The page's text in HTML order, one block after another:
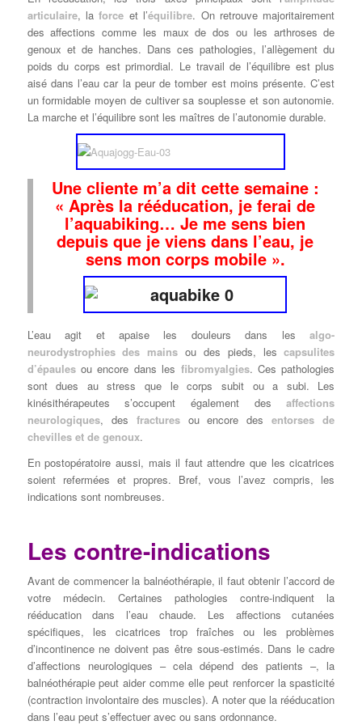
articulaire, laforce et l’équilibre. On retrouve majoritairement
des affections comme les maux de dos ou les arthroses de
genoux et de hanches. Dans ces pathologies, l’allègement du
poids du corps est primordial. Le travail de l’équilibre est plus
aisé dans l’eau car la peur de tomber est moins présente. C’est
un formidable moyen de cultiver sa souplesse et son autonomie.
La marche et l’équilibre sont les maîtres de l’autonomie durable.
Une cliente m’a dit cette semaine :
« Après la rééducation, je ferai de
l’aquabiking… Je me sens bien
depuis que je viens dans l’eau, je
sens mon corps mobile ».
L’eau agit et apaise les douleurs dans lesalgo-
neurodystrophies des mains ou des pieds, lescapsulites
d’épaulesou encore dans les fibromyalgies. Ces pathologies
sont dues au stress que le corps subit ou a subi. Les
kinésithérapeutes s’occupent également desaffections
neurologiques, des fracturesou encore desentorses de
chevilles et de genoux.
En postopératoire aussi, mais il faut attendre que les cicatrices
soient refermées et propres. Bref, vous l’avez compris, les
indications sont nombreuses.
Les contre-indications
Avant de commencer la balnéothérapie, il faut obtenir l’accord de
votre médecin. Certaines pathologies contre-indiquent la
rééducation dans l’eau chaude. Les affections cutanées
spécifiques, les cicatrices trop fraîches ou les problèmes
d’incontinence ne doivent pas être sous-estimés. Dans le cadre
d’affections neurologiques – cela dépend des patients –, la
balnéothérapie peut aider comme elle peut renforcer la spasticité
(contraction involontaire des muscles). A noter que la rééducation
dans l’eau peut s’effectuer avec ou sans ordonnance.